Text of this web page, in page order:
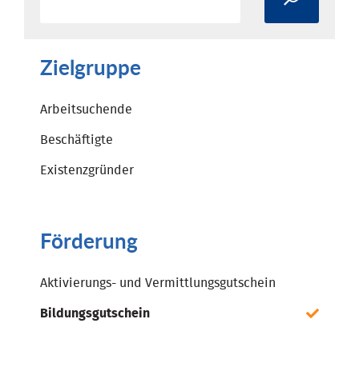
Zielgruppe
Arbeitsuchende
Beschäftigte
Existenzgründer
Förderung
Aktivierungs- und Vermittlungsgutschein
Bildungsgutschein